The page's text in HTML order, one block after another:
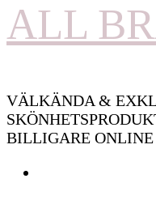
ALL
VÄLKÄNDA &
BILLIGARE ONLINE